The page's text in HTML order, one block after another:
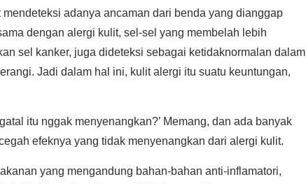
adanya ancaman dari benda yang dianggap
dengan alergi kulit, sel-sel yang membelah lebih
sel kanker, juga dideteksi sebagai ketidaknormalan dalam
Jadi dalam hal ini, kulit alergi itu suatu keuntungan,
itu nggak menyenangkan?’ Memang, dan ada banyak
efeknya yang tidak menyenangkan dari alergi kulit.
yang mengandung bahan-bahan anti-inflamatori,